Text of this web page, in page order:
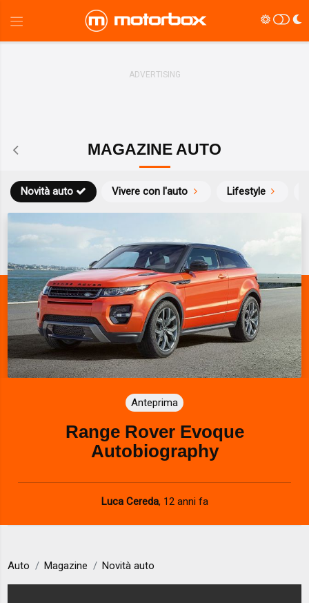
MAGAZINE AUTO
Novità auto Vivere con l'auto Lifestyle
Anteprima
Range Rover Evoque
Autobiography
Luca Cereda, 12 anni fa
Auto Magazine Novità auto